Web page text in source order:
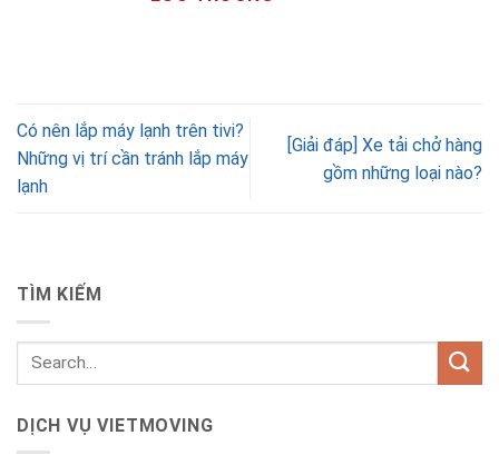
Có nên lắp máy lạnh trên tivi?
Những vị trí cần tránh lắp máy
lạnh
[Giải đáp] Xe tải chở hàng
gồm những loại nào?
TÌM KIẾM
DỊCH VỤ VIETMOVING